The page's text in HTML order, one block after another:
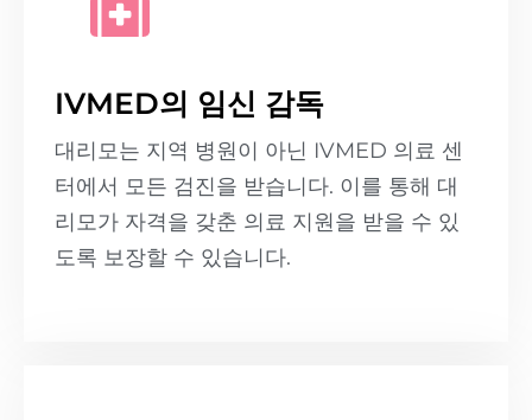
IVMED의 임신 감독
대리모는 지역 병원이 아닌 IVMED 의료 센
터에서 모든 검진을 받습니다. 이를 통해 대
리모가 자격을 갖춘 의료 지원을 받을 수 있
도록 보장할 수 있습니다.